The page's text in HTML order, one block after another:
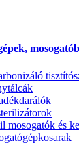
mosogatók és